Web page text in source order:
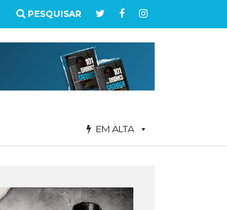
PESQUISAR
EM ALTA